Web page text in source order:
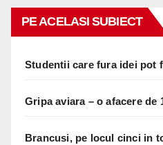
PE ACELASI SUBIECT
Studentii care fura idei pot
Gripa aviara – o afacere de
Brancusi, pe locul cinci in